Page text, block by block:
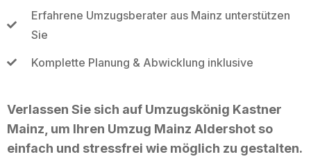
Erfahrene Umzugsberater aus Mainz unterstützen
Sie
Komplette Planung & Abwicklung inklusive
Verlassen Sie sich auf Umzugskönig Kastner
Mainz, um Ihren Umzug Mainz Aldershot so
einfach und stressfrei wie möglich zu gestalten.